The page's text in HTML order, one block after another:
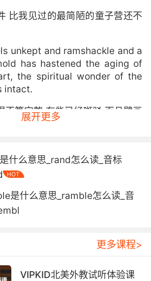
比我见过的最简陋的童子营还不
unkept and ramshackle and a
has hastened the aging of
the spiritual wonder of the
intact.
不算完整 有些已经斑驳 而且壁画
速了 这些珍贵壁画的老化 不过壁
展开更多
什么意思_rand怎么读_音标
HOT
是什么意思_ramble怎么读_音
更多课程>
VIPKID北美外教试听体验课